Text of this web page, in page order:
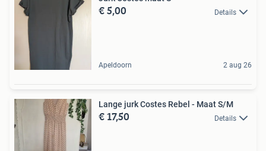
€ 5,00 Details
Apeldoorn 2 aug 26
Lange jurk Costes Rebel - Maat S/M
€ 17,50 Details